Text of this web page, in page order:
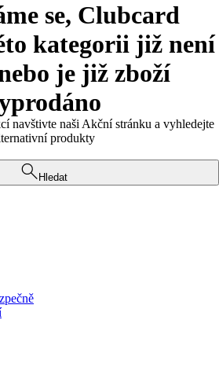
se, Clubcard
kategorii již není
je již zboží
navštivte naši Akční stránku a vyhledejte
produkty
Hledat